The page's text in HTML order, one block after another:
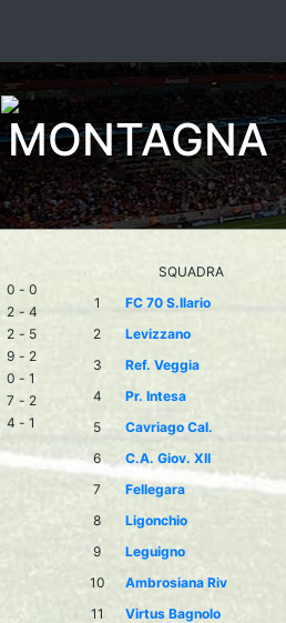
0 - 0
2 - 4
2 - 5
9 - 2
0 - 1
7 - 2
4 - 1
SQUADRA
1
FC 70 S.Ilario
2
Levizzano
3
Ref. Veggia
4
Pr. Intesa
5
Cavriago Cal.
6
C.A. Giov. XII
7
Fellegara
8
Ligonchio
9
Leguigno
10
Ambrosiana Riv
11
Virtus Bagnolo